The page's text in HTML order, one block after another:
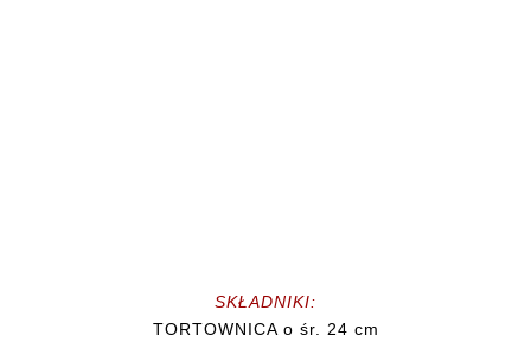
SKŁADNIKI:
TORTOWNICA o śr. 24 cm